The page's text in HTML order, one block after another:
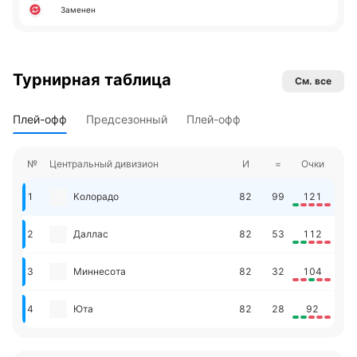
Заменен
Турнирная таблица См. все
Плей-офф Предсезонный Плей-офф
№ Центральный дивизион И = Очки
1 Колорадо 82 99 121
2 Даллас 82 53 112
3 Миннесота 82 32 104
4 Юта 82 28 92